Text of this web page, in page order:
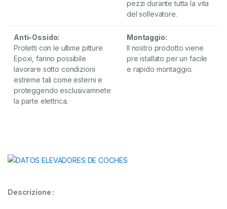
pezzi durante tutta la vita
del sollevatore.
Anti-Ossido:
Protetti con le ultime pitture
Epoxi, fanno possibile
lavorare sotto condizioni
estreme tali come esterni e
proteggendo esclusivamnete
la parte elettrica.
Montaggio:
Il nostro prodotto viene
pre istallato per un facile
e rapido montaggio.
Descrizione :